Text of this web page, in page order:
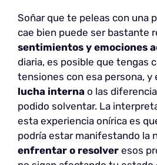
Soñar que te peleas con una
cae bien puede ser bastante
sentimientos y emociones
diaria, es posible que tengas
tensiones con esa persona, y
lucha interna o las
podido solventar. La
esta experiencia onírica es
podría estar manifestando la
enfrentar o resolver esos